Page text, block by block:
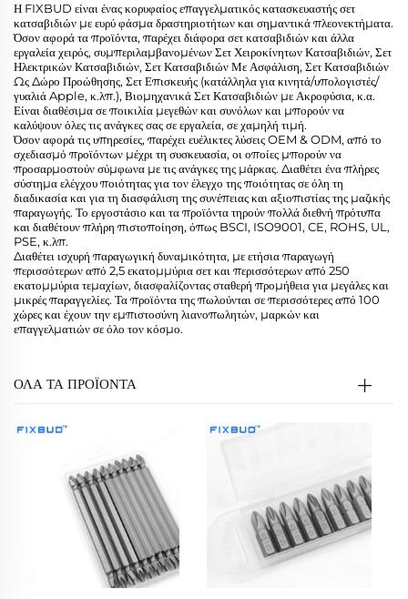
Η FIXBUD είναι ένας κορυφαίος επαγγελματικός κατασκευαστής σετ
κατσαβιδιών με ευρύ φάσμα δραστηριοτήτων και σημαντικά πλεονεκτήματα.
Όσον αφορά τα προϊόντα, παρέχει διάφορα σετ κατσαβιδιών και άλλα
εργαλεία χειρός, συμπεριλαμβανομένων Σετ Χειροκίνητων Κατσαβιδιών, Σετ
Ηλεκτρικών Κατσαβιδιών, Σετ Κατσαβιδιών Με Ασφάλιση, Σετ Κατσαβιδιών
Ως Δώρο Προώθησης, Σετ Επισκευής (κατάλληλα για κινητά/υπολογιστές/
γυαλιά Apple, κ.λπ.), Βιομηχανικά Σετ Κατσαβιδιών με Ακροφύσια, κ.α.
Είναι διαθέσιμα σε ποικιλία μεγεθών και συνόλων και μπορούν να
καλύψουν όλες τις ανάγκες σας σε εργαλεία, σε χαμηλή τιμή.
Όσον αφορά τις υπηρεσίες, παρέχει ευέλικτες λύσεις OEM & ODM, από το
σχεδιασμό προϊόντων μέχρι τη συσκευασία, οι οποίες μπορούν να
προσαρμοστούν σύμφωνα με τις ανάγκες της μάρκας. Διαθέτει ένα πλήρες
σύστημα ελέγχου ποιότητας για τον έλεγχο της ποιότητας σε όλη τη
διαδικασία και για τη διασφάλιση της συνέπειας και αξιοπιστίας της μαζικής
παραγωγής. Το εργοστάσιο και τα προϊόντα τηρούν πολλά διεθνή πρότυπα
και διαθέτουν πλήρη πιστοποίηση, όπως BSCI, ISO9001, CE, ROHS, UL,
PSE, κ.λπ.
Διαθέτει ισχυρή παραγωγική δυναμικότητα, με ετήσια παραγωγή
περισσότερων από 2,5 εκατομμύρια σετ και περισσότερων από 250
εκατομμύρια τεμαχίων, διασφαλίζοντας σταθερή προμήθεια για μεγάλες και
μικρές παραγγελίες. Τα προϊόντα της πωλούνται σε περισσότερες από 100
χώρες και έχουν την εμπιστοσύνη λιανοπωλητών, μαρκών και
επαγγελματιών σε όλο τον κόσμο.
ΟΛΑ ΤΑ ΠΡΟΪΟΝΤΑ